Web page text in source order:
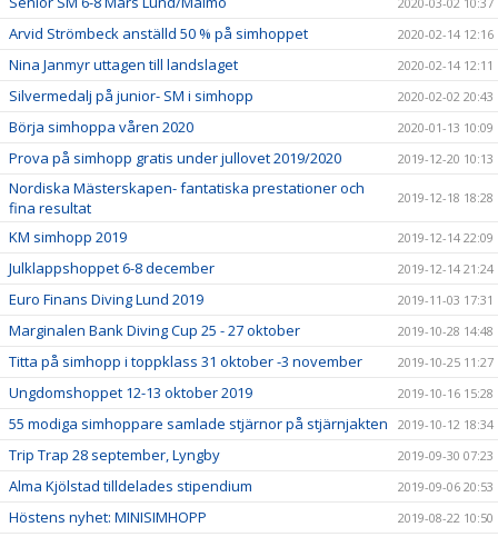
Arvid Strömbeck anställd 50 % på simhoppet 2020-02-14 12:16
Nina Janmyr uttagen till landslaget 2020-02-14 12:11
Silvermedalj på junior- SM i simhopp 2020-02-02 20:43
Börja simhoppa våren 2020 2020-01-13 10:09
Prova på simhopp gratis under jullovet 2019/2020 2019-12-20 10:13
Nordiska Mästerskapen- fantatiska prestationer och
fina resultat
2019-12-18 18:28
KM simhopp 2019 2019-12-14 22:09
Julklappshoppet 6-8 december 2019-12-14 21:24
Euro Finans Diving Lund 2019 2019-11-03 17:31
Marginalen Bank Diving Cup 25 - 27 oktober 2019-10-28 14:48
Titta på simhopp i toppklass 31 oktober -3 november 2019-10-25 11:27
Ungdomshoppet 12-13 oktober 2019 2019-10-16 15:28
55 modiga simhoppare samlade stjärnor på stjärnjakten 2019-10-12 18:34
Trip Trap 28 september, Lyngby 2019-09-30 07:23
Alma Kjölstad tilldelades stipendium 2019-09-06 20:53
Höstens nyhet: MINISIMHOPP 2019-08-22 10:50